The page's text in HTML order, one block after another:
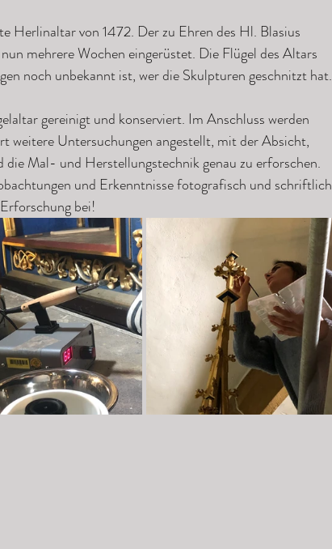
Herlinaltar von 1472. Der zu Ehren des Hl. Blasius
mehrere Wochen eingerüstet. Die Flügel des Altars
noch unbekannt ist, wer die Skulpturen geschnitzt hat.
gereinigt und konserviert. Im Anschluss werden
weitere Untersuchungen angestellt, mit der Absicht,
die Mal- und Herstellungstechnik genau zu erforschen.
und Erkenntnisse fotografisch und schriftlich
bei!